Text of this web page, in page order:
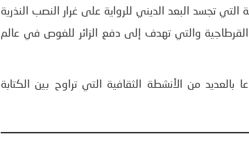
تجسد البعد الديني للرواية على غرار النصب النذرية
القرطاجية والتي تهدف إلى دفع الزائر للغوص في عالم
من الأنشطة الثقافية التي تراوح بين الكتابة